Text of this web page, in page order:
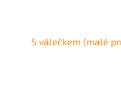
S válečkem (malé